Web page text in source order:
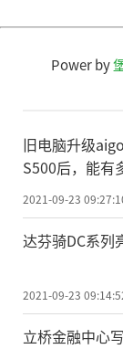
Power by
旧电脑升级
S500后，能有
2021-09-23
达芬骑DC系列
2021-09-23
立桥金融中心